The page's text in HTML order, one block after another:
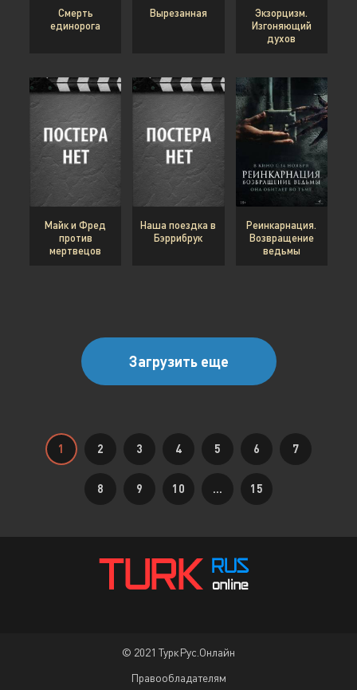
Смерть
единорога
Вырезанная
Экзорцизм.
Изгоняющий
духов
Майк и Фред
против
мертвецов
Наша поездка в
Бэррибрук
Реинкарнация.
Возвращение
ведьмы
Загрузить еще
1 2 3 4 5 6 7
8 9 10 ... 15
© 2021 ТуркРус.Онлайн
Правообладателям